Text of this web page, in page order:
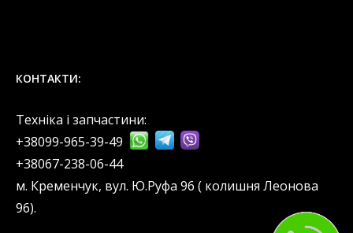
КОНТАКТИ:
Техніка і запчастини:
+38099-965-39-49
‎+38067-238-06-44
м. Кременчук, вул. Ю.Руфа 96 ( колишня Леонова
96).